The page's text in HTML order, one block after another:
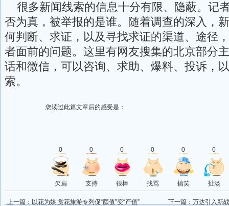
很多新闻线索的信息十分有限、隐蔽。记
否为真，被举报的是谁。随着调查的深入，
何判断、求证，以及寻找求证的渠道、途径
者面前的问题。这里有网友搜集的北京部分
话和微信，可以咨询、求助、爆料、投诉，
索。
您读过此篇文章后的感受是：
0 0 0 0 0 0
欠扁 支持 很棒 找骂 搞笑 扯淡
上一篇： 以花为媒 赏花旅游专列促“颜值”变“产值” 下一篇： 万达引入新